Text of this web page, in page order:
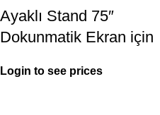
Ayaklı Stand 75″
Dokunmatik Ekran için
Login to see prices